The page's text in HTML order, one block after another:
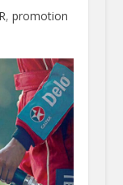
, promotion